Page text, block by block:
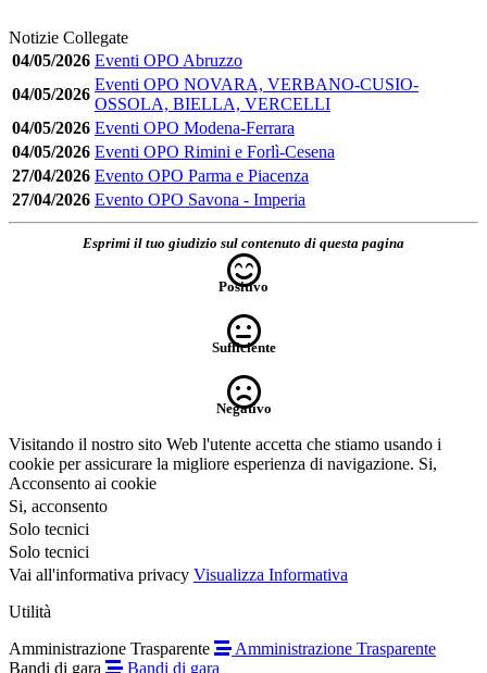
Notizie Collegate
04/05/2026 Eventi OPO Abruzzo
04/05/2026
Eventi OPO NOVARA, VERBANO-CUSIO-
OSSOLA, BIELLA, VERCELLI
04/05/2026 Eventi OPO Modena-Ferrara
04/05/2026 Eventi OPO Rimini e Forlì-Cesena
27/04/2026 Evento OPO Parma e Piacenza
27/04/2026 Evento OPO Savona - Imperia
Esprimi il tuo giudizio sul contenuto di questa pagina
Positivo
Sufficiente
Negativo
Visitando il nostro sito Web l'utente accetta che stiamo usando i
cookie per assicurare la migliore esperienza di navigazione. Si,
Acconsento ai cookie
Si, acconsento
Solo tecnici
Solo tecnici
Vai all'informativa privacy Visualizza Informativa
Utilità
Amministrazione Trasparente
Amministrazione Trasparente
Bandi di gara
Bandi di gara